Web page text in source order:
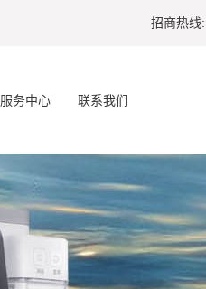
招商热线
服务中心 联系我们